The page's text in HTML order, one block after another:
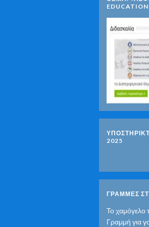
EDUCATION
2025
ΓΡΑΜΜΕΣ
Το χαμόγελο
Γραμμή για